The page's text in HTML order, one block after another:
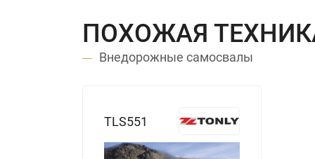
ПОХОЖАЯ
Внедорожные самосвалы
TLS551